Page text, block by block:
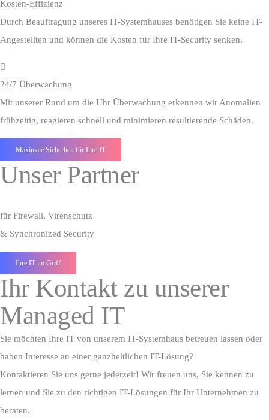
Kosten-Effizienz
Durch Beauftragung unseres IT-Systemhauses benötigen Sie keine IT-
Angestellten und können die Kosten für Ihre IT-Security senken.
24/7 Überwachung
Mit unserer Rund um die Uhr Überwachung erkennen wir Anomalien
frühzeitig, reagieren schnell und minimieren resultierende Schäden.
Maximale Sicherheit für Ihre IT
Unser Partner
für Firewall, Virenschutz
& Synchronized Security
Ihre IT im Griff
Ihr Kontakt zu unserer
Managed IT
Sie möchten Ihre IT von unserem IT-Systemhaus betreuen lassen oder
haben Interesse an einer ganzheitlichen IT-Lösung?
Kontaktieren Sie uns gerne jederzeit! Wir freuen uns, Sie kennen zu
lernen und Sie zu den richtigen IT-Lösungen für Ihr Unternehmen zu
beraten.